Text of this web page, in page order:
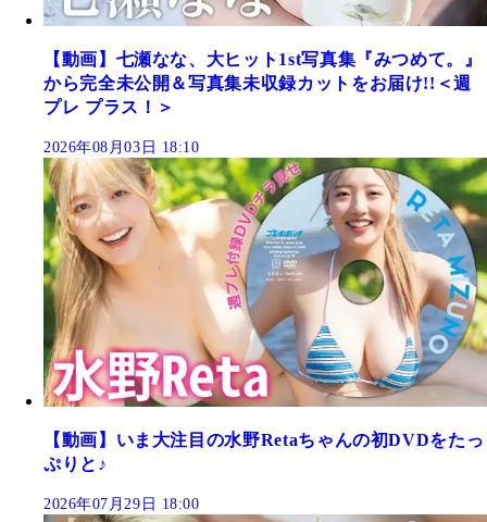
【動画】七瀬なな、大ヒット1st写真集『みつめて。』
から完全未公開＆写真集未収録カットをお届け!!＜週
プレ プラス！＞
2026年08月03日 18:10
【動画】いま大注目の水野Retaちゃんの初DVDをたっ
ぷりと♪
2026年07月29日 18:00